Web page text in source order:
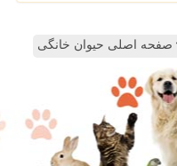
صفحه اصلی حیوان خانگی